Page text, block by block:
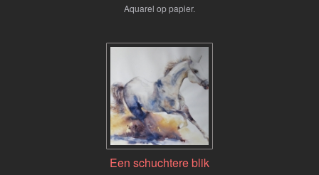
Aquarel op papier.
Een schuchtere blik